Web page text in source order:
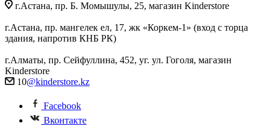
г.Астана, пр. Б. Момышулы, 25, магазин Kinderstore
г.Астана, пр. мангелек ел, 17, жк «Коркем-1» (вход с торца
здания, напротив КНБ РК)
г.Алматы, пр. Сейфуллина, 452, уг. ул. Гоголя, магазин
Kinderstore
10@kinderstore.kz
Facebook
Вконтакте